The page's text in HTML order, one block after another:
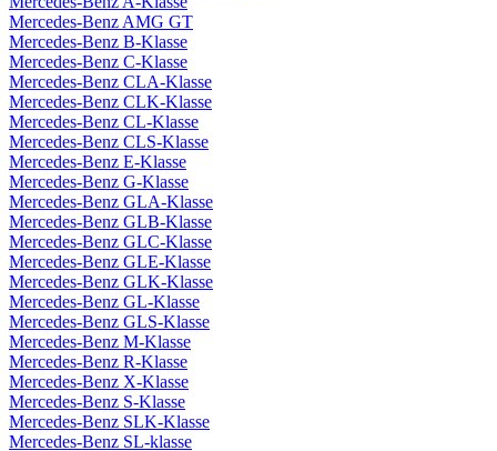
Mercedes-Benz AMG GT
Mercedes-Benz B-Klasse
Mercedes-Benz C-Klasse
Mercedes-Benz CLA-Klasse
Mercedes-Benz CLK-Klasse
Mercedes-Benz CL-Klasse
Mercedes-Benz CLS-Klasse
Mercedes-Benz E-Klasse
Mercedes-Benz G-Klasse
Mercedes-Benz GLA-Klasse
Mercedes-Benz GLB-Klasse
Mercedes-Benz GLC-Klasse
Mercedes-Benz GLE-Klasse
Mercedes-Benz GLK-Klasse
Mercedes-Benz GL-Klasse
Mercedes-Benz GLS-Klasse
Mercedes-Benz M-Klasse
Mercedes-Benz R-Klasse
Mercedes-Benz X-Klasse
Mercedes-Benz S-Klasse
Mercedes-Benz SLK-Klasse
Mercedes-Benz SL-klasse